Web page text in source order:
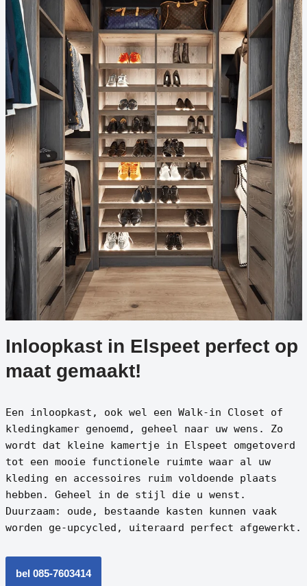
Inloopkast in Elspeet perfect op
maat gemaakt!
Een inloopkast, ook wel een Walk-in Closet of
kledingkamer genoemd, geheel naar uw wens. Zo
wordt dat kleine kamertje in Elspeet omgetoverd
tot een mooie functionele ruimte waar al uw
kleding en accessoires ruim voldoende plaats
hebben. Geheel in de stijl die u wenst.
Duurzaam: oude, bestaande kasten kunnen vaak
worden ge-upcycled, uiteraard perfect afgewerkt.
bel 085-7603414